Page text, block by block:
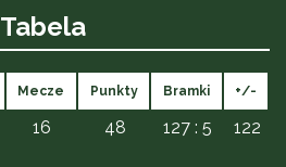
Tabela
Mecze Punkty Bramki +/-
16 48 127 : 5 122